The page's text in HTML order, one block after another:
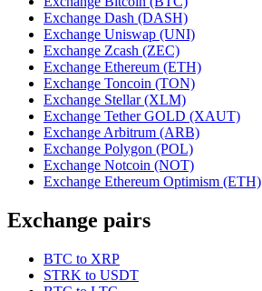
Exchange Dash (DASH)
Exchange Uniswap (UNI)
Exchange Zcash (ZEC)
Exchange Ethereum (ETH)
Exchange Toncoin (TON)
Exchange Stellar (XLM)
Exchange Tether GOLD (XAUT)
Exchange Arbitrum (ARB)
Exchange Polygon (POL)
Exchange Notcoin (NOT)
Exchange Ethereum Optimism (ETH)
Exchange pairs
BTC to XRP
STRK to USDT